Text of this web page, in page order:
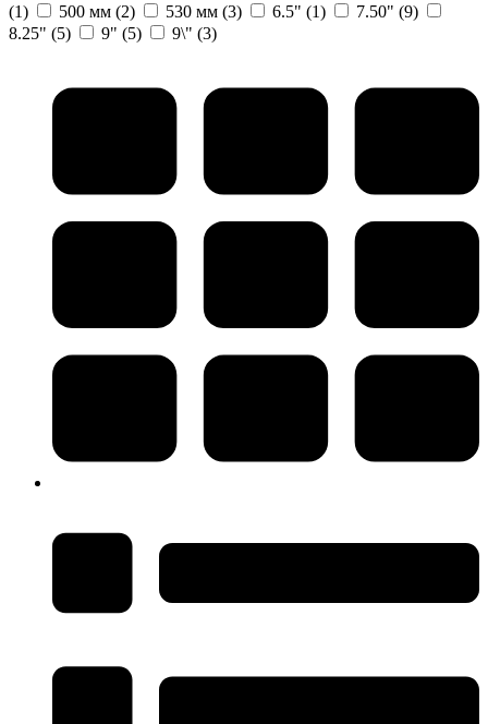
(1)
500 мм (2) 530 мм (3) 6.5" (1) 7.50" (9)
8.25" (5) 9" (5) 9\" (3)